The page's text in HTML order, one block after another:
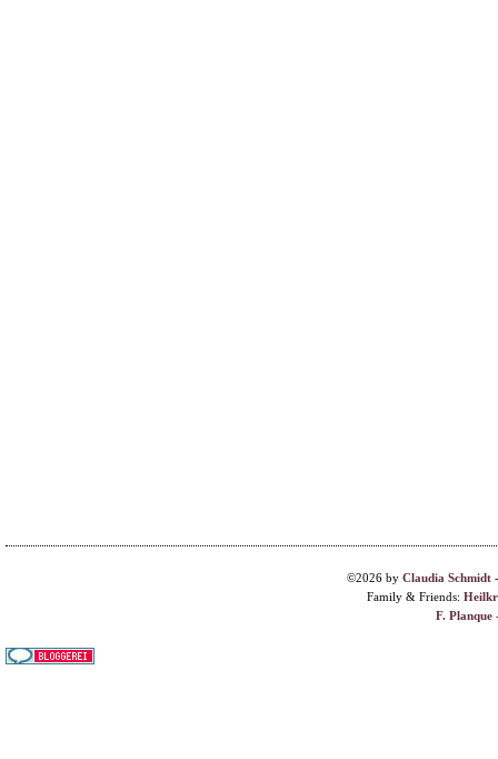
©2026 by Claudia Schmidt
Family & Friends:
F. Planque